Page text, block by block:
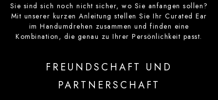
Sie sind sich noch nicht sicher, wo Sie anfangen sollen?
Mit unserer kurzen Anleitung stellen Sie Ihr Curated Ear
im Handumdrehen zusammen und finden eine
Kombination, die genau zu Ihrer Persönlichkeit passt.
FREUNDSCHAFT UND
PARTNERSCHAFT